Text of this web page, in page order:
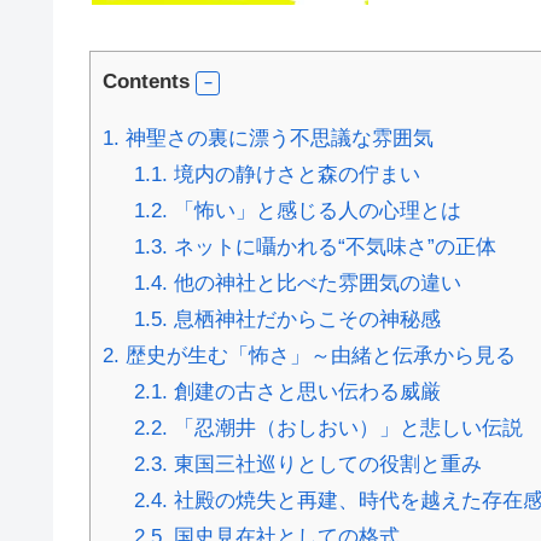
Contents
1. 神聖さの裏に漂う不思議な雰囲気
1.1. 境内の静けさと森の佇まい
1.2. 「怖い」と感じる人の心理とは
1.3. ネットに囁かれる“不気味さ”の正体
1.4. 他の神社と比べた雰囲気の違い
1.5. 息栖神社だからこその神秘感
2. 歴史が生む「怖さ」～由緒と伝承から見る
2.1. 創建の古さと思い伝わる威厳
2.2. 「忍潮井（おしおい）」と悲しい伝説
2.3. 東国三社巡りとしての役割と重み
2.4. 社殿の焼失と再建、時代を越えた存在